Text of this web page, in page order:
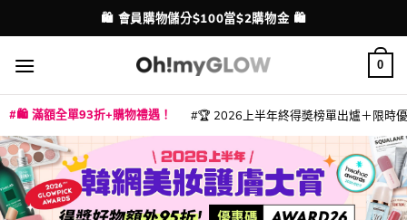
to
content
配送港澳
💳 支援消費券、FPS、八達通、PAYME、信用卡付款
0
🛍️ 滿額全單93折+購物禮遇！ 🏆 2026上半年終得奬榜單出爐＋限時